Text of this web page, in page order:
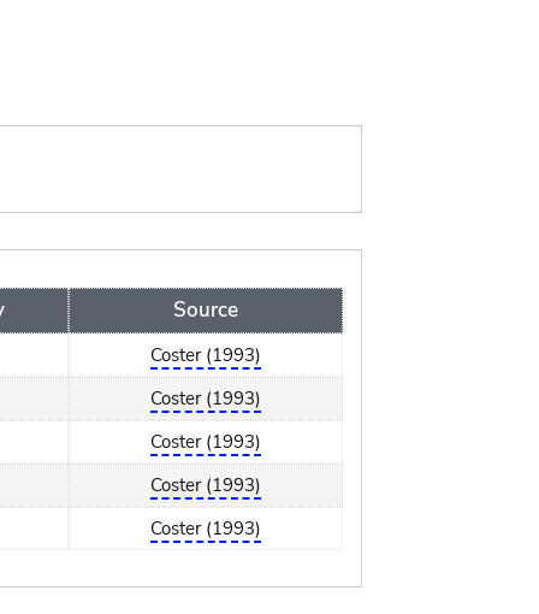
Source
Coster (1993)
Coster (1993)
Coster (1993)
Coster (1993)
Coster (1993)